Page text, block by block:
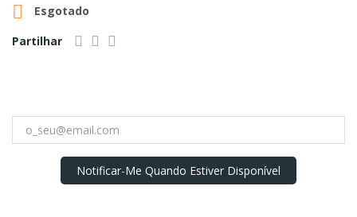
 Esgotado
Partilhar
Notificar-Me Quando Estiver Disponível